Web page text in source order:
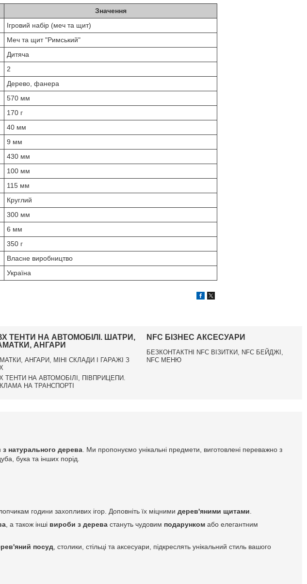
Значення
Ігровий набір (меч та щит)
Меч та щит "Римський"
Дитяча
2
Дерево, фанера
570 мм
170 г
40 мм
9 мм
430 мм
100 мм
115 мм
Круглий
300 мм
6 мм
350 г
Власне виробництво
Україна
ТЕНТИ НА АВТОМОБІЛІ. ШАТРИ,
АНГАРИ
АНГАРИ, МІНІ СКЛАДИ І ГАРАЖІ З
ТЕНТИ НА АВТОМОБІЛІ, ПІВПРИЦЕПИ.
НА ТРАНСПОРТІ
NFC БІЗНЕС АКСЕСУАРИ
БЕЗКОНТАКТНІ NFC ВІЗИТКИ, NFC БЕЙДЖІ,
NFC МЕНЮ
з натурального дерева . Ми пропонуємо унікальні предмети, виготовлені переважно з
бука та інших порід.
години захопливих ігор. Доповніть їх міцними дерев'яними щитами
, а також інші вироби з дерева стануть чудовим подарунком або елегантним
посуд , столики, стільці та аксесуари, підкреслять унікальний стиль вашого